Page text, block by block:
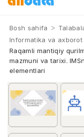
Bosh sahifa >
Informatika va
Raqamli mantiqiy
mazmuni va tarixi.
elementlari